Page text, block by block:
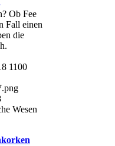
Ob Fee
Fall einen
die
1100
Wesen